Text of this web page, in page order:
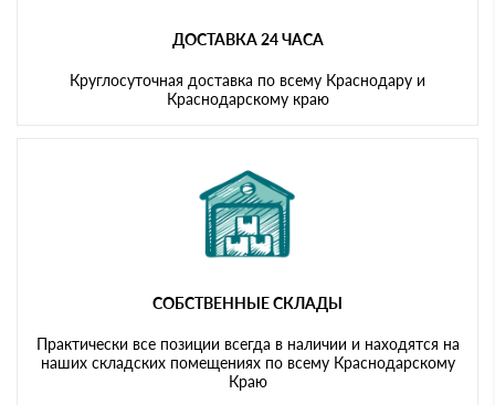
ДОСТАВКА 24 ЧАСА
Круглосуточная доставка по всему Краснодару и
Краснодарскому краю
СОБСТВЕННЫЕ СКЛАДЫ
Практически все позиции всегда в наличии и находятся на
наших складских помещениях по всему Краснодарскому
Краю